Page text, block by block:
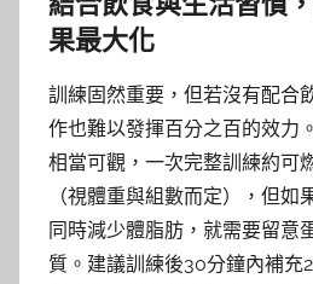
果最大化
訓練固然重要，但若沒有配合
作也難以發揮百分之百的效力
相當可觀，一次完整訓練約可
（視體重與組數而定），但如
同時減少體脂肪，就需要留意
質。建議訓練後30分鐘內補充